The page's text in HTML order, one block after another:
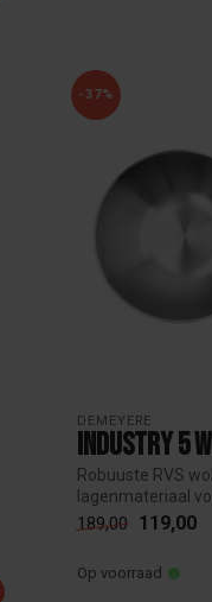
-37%
DEMEYERE
Industry 5
Robuuste RVS
lagenmateriaal
warmte...
189,00 119,00
Op voorraad